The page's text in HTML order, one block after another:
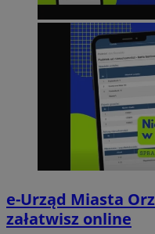
e-Urząd Miasta
załatwisz online